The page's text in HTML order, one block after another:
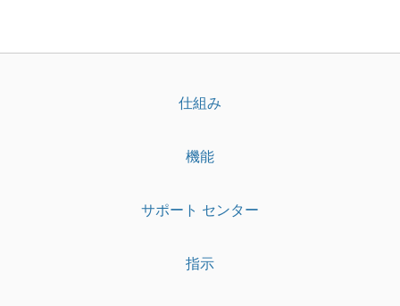
仕組み
機能
サポート センター
指示